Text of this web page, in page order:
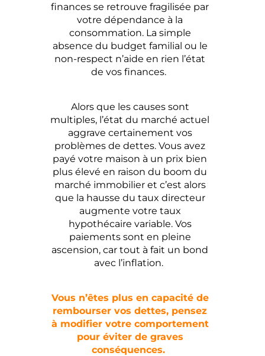
finances se retrouve fragilisée par
votre dépendance à la
consommation. La simple
absence du budget familial ou le
non-respect n’aide en rien l’état
de vos finances.
Alors que les causes sont
multiples, l’état du marché actuel
aggrave certainement vos
problèmes de dettes. Vous avez
payé votre maison à un prix bien
plus élevé en raison du boom du
marché immobilier et c’est alors
que la hausse du taux directeur
augmente votre taux
hypothécaire variable. Vos
paiements sont en pleine
ascension, car tout à fait un bond
avec l’inflation.
Vous n’êtes plus en capacité de
rembourser vos dettes, pensez
à modifier votre comportement
pour éviter de graves
conséquences.